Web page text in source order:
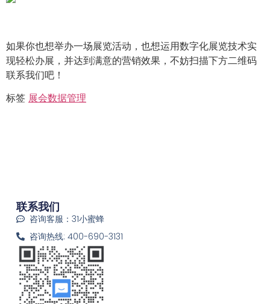
如果你也想举办一场展览活动，也想运用数字化展览技术实
现轻松办展，并达到满意的营销效果，不妨扫描下方二维码
联系我们吧！
标签 展会数据管理
联系我们
咨询客服：31小蜜蜂
咨询热线: 400-690-3131